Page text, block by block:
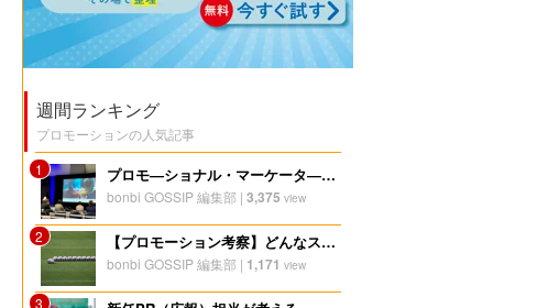
週間ランキング
プロモーションの人気記事
1
プロモ―ショナル・マーケータ―認証試験を受験してみて
bonbi GOSSIP 編集部 | 3,375 view
2 【プロモーション考察】どんなスポンサーがついている？ラグビーナショナルチームのユニフォームでスポンサードリサーチしてみた！
bonbi GOSSIP 編集部 | 1,171 view
3